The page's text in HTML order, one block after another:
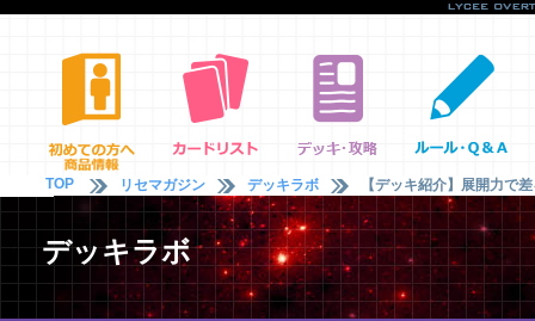
TOP リセマガジン デッキラボ 【デッキ紹介】展開力で
デッキラボ